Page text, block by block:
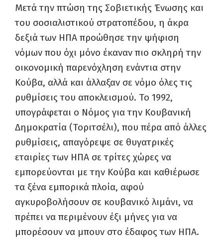
Μετά την πτώση της Σοβιετικής Ένωσης και
του σοσιαλιστικού στρατοπέδου, η άκρα
δεξιά των ΗΠΑ προώθησε την ψήφιση
νόμων που όχι μόνο έκαναν πιο σκληρή την
οικονομική παρενόχληση ενάντια στην
Κούβα, αλλά και άλλαξαν σε νόμο όλες τις
ρυθμίσεις του αποκλεισμού. Το 1992,
υπογράφεται ο Νόμος για την Κουβανική
Δημοκρατία (Τοριτσέλι), που πέρα από άλλες
ρυθμίσεις, απαγόρεψε σε θυγατρικές
εταιρίες των ΗΠΑ σε τρίτες χώρες να
εμπορεύονται με την Κούβα και καθιέρωσε
τα ξένα εμπορικά πλοία, αφού
αγκυροβολήσουν σε κουβανικό λιμάνι, να
πρέπει να περιμένουν έξι μήνες για να
μπορέσουν να μπουν στο έδαφος των ΗΠΑ.